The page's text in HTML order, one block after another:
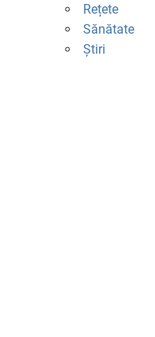
Rețete
Sănătate
Știri